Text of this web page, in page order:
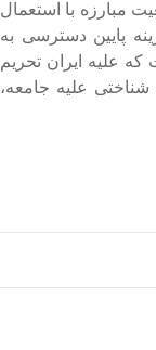
با استعمال
پایین دسترسی به
که علیه ایران تحریم
علیه جامعه،